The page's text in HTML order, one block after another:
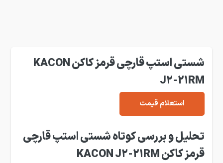
شستی استپ قارچی قرمز کاکن KACON
J2-21RM
استعلام قیمت
تحلیل و بررسی کوتاه شستی استپ قارچی
قرمز کاکن KACON J2-21RM